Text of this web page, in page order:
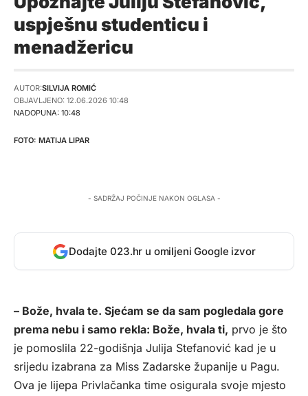
uspješnu studenticu i
menadžericu
NADOPUNA: 10:48
AUTOR:SILVIJA ROMIĆ
OBJAVLJENO: 12.06.2026 10:48
MATIJA LIPAR
- SADRŽAJ POČINJE NAKON OGLASA -
Dodajte 023.hr u omiljeni Google izvor
– Bože, hvala te. Sjećam se da sam pogledala gore
prema nebu i samo rekla: Bože, hvala ti, prvo je što
je pomoslila 22-godišnja Julija Stefanović kad je u
srijedu izabrana za Miss Zadarske županije u Pagu.
Ova je lijepa Privlačanka time osigurala svoje mjesto